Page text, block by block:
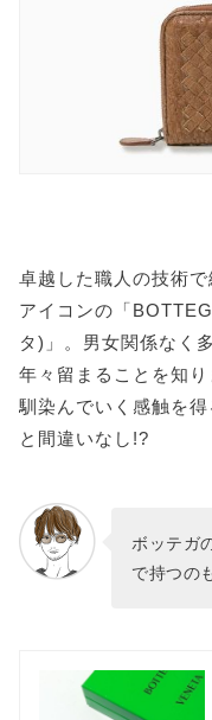
卓越した職人の技術
アイコンの「
タ)」。男女関係なく
年々留まることを知
馴染んでいく感触を
と間違いなし!?
ボッテガ
で持つの